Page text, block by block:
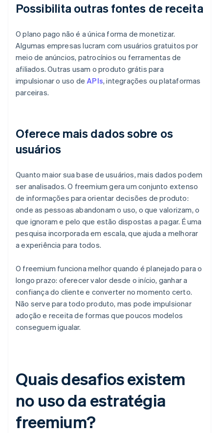
Possibilita outras fontes de receita
O plano pago não é a única forma de monetizar.
Algumas empresas lucram com usuários gratuitos por
meio de anúncios, patrocínios ou ferramentas de
afiliados. Outras usam o produto grátis para
impulsionar o uso deAPIs, integrações ou plataformas
parceiras.
Oferece mais dados sobre os
usuários
Quanto maior sua base de usuários, mais dados podem
ser analisados. O freemium gera um conjunto extenso
de informações para orientar decisões de produto:
onde as pessoas abandonam o uso, o que valorizam, o
que ignoram e pelo que estão dispostas a pagar. É uma
pesquisa incorporada em escala, que ajuda a melhorar
a experiência para todos.
O freemium funciona melhor quando é planejado para o
longo prazo: oferecer valor desde o início, ganhar a
confiança do cliente e converter no momento certo.
Não serve para todo produto, mas pode impulsionar
adoção e receita de formas que poucos modelos
conseguem igualar.
Quais desafios existem
no uso da estratégia
freemium?